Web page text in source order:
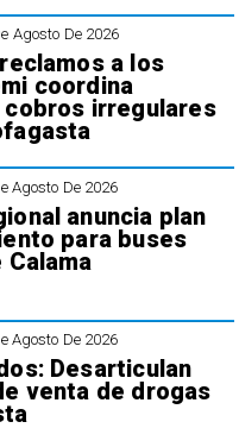
Agosto De 2026
a los
coordina
cobros irregulares
Agosto De 2026
anuncia plan
para buses
Agosto De 2026
Desarticulan
venta de drogas